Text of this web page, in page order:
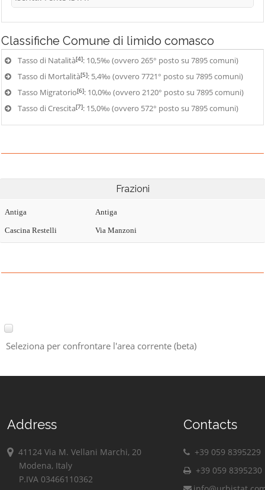
Classifiche Comune di limido comasco
Tasso di Natalità[4]: 10,5‰ (ovvero 265° posto su 7895 comuni)
Tasso di Mortalità[5]: 5,4‰ (ovvero 7721° posto su 7895 comuni)
Tasso Migratorio[6]: 10,0‰ (ovvero 2120° posto su 7895 comuni)
Tasso di Crescita[7]: 15,0‰ (ovvero 572° posto su 7895 comuni)
Frazioni
Antiga Antiga
Cascina Restelli Via Manzoni
Seleziona per confrontare l'area corrente (beta)
Address
41124 Via M. Vellani Marchi, 20
Modena, Italy
P.IVA 03466110362
Contacts
+39 059 8395229
+39 059 8395230